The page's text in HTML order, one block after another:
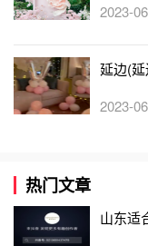
2023-
延边(
2023-
热门文章
山东适